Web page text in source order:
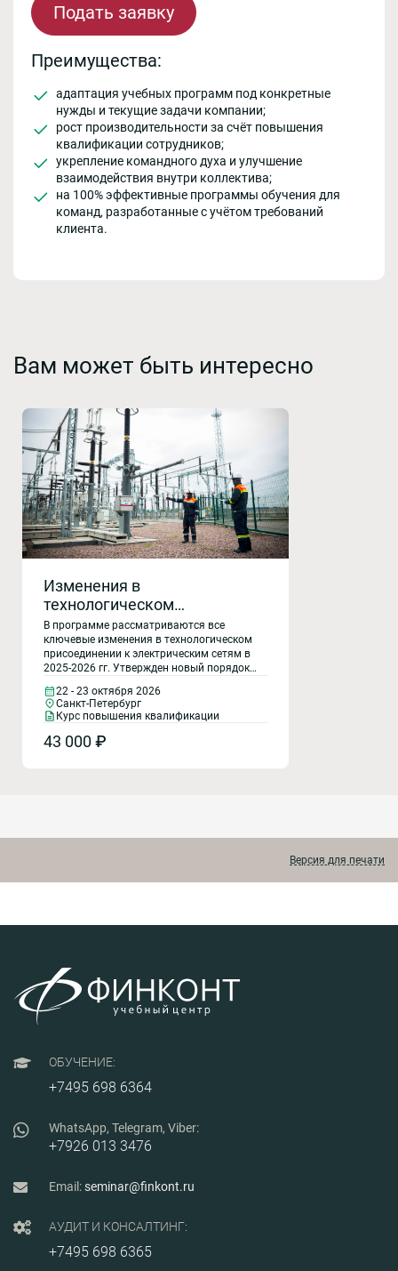
Подать заявку
Преимущества:
адаптация учебных программ под конкретные
нужды и текущие задачи компании;
рост производительности за счёт повышения
квалификации сотрудников;
укрепление командного духа и улучшение
взаимодействия внутри коллектива;
на 100% эффективные программы обучения для
команд, разработанные с учётом требований
клиента.
Вам может быть интересно
Изменения в
технологическом
присоединении к
электрическим сетям в 2026
году: практические аспекты
В программе рассматриваются все
ключевые изменения в технологическом
присоединении к электрическим сетям в
2025-2026 гг. Утвержден новый порядок
субабонентов напрямую к сетям сетевой
организации. Установлены новые
требования к техническим условиям, а так
же порядок взаимодействия с Системным
электроснабжения.
22 - 23 октября 2026
Санкт-Петербург
Курс повышения квалификации
43 000 ₽
Версия для печати
ОБУЧЕНИЕ:
+7495 698 6364
WhatsApp, Telegram, Viber:
+7926 013 3476
Email:seminar@finkont.ru
АУДИТ И КОНСАЛТИНГ:
+7495 698 6365